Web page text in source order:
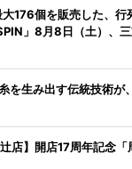
大176個を販売した、
」8月8日（土）、
を生み出す伝統技術が
店】開店17周年記念「